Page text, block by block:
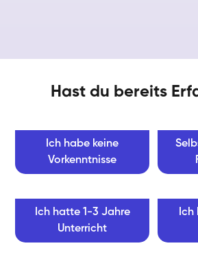
Hast du bereits
Ich habe keine
Vorkenntnisse
Ich hatte 1-3 Jahre
Unterricht
Ich